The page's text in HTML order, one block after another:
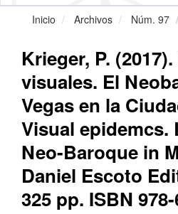
Inicio Archivos Núm. 97
Krieger, P.
visuales. El
Vegas en la
Visual epidemcs.
Neo-Baroque in
Daniel Escoto
325 pp. ISBN